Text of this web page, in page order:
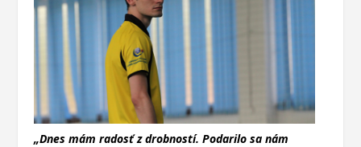
„Dnes mám radosť z drobností. Podarilo sa nám